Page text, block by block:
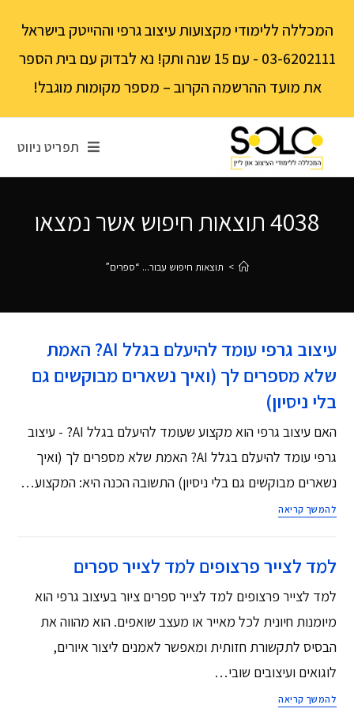
המכללה ללימודי מקצועות עיצוב גרפי וההייטק בישראל
03-6202111 - עם 15 שנה ותק! נא לבדוק עם בית הספר
את מועד ההרשמה הקרוב – מספר מקומות מוגבל!
תפריט ניווט
4038תוצאות חיפוש אשר נמצאו
> תוצאות חיפוש עבור... “ספרים”
עיצוב גרפי עומד להיעלם בגלל AI? האמת
שלא מספרים לך (ואיך נשארים מבוקשים גם
בלי ניסיון)
האם עיצוב גרפי הוא מקצוע שעומד להיעלם בגלל AI? - עיצוב
גרפי עומד להיעלם בגלל AI? האמת שלא מספרים לך (ואיך
נשארים מבוקשים גם בלי ניסיון) התשובה הכנה היא: המקצוע…
להמשך קריאה
למד לצייר פרצופים למד לצייר ספרים
למד לצייר פרצופים למד לצייר ספרים ציור בעיצוב גרפי הוא
מיומנות חיונית לכל מאייר או מעצב שואפים. הוא מהווה את
הבסיס לתקשורת חזותית ומאפשר לאמנים ליצור איורים,
לוגואים ועיצובים שובי…
להמשך קריאה